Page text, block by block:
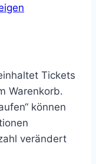
Tickets
Warenkorb.
können
verändert